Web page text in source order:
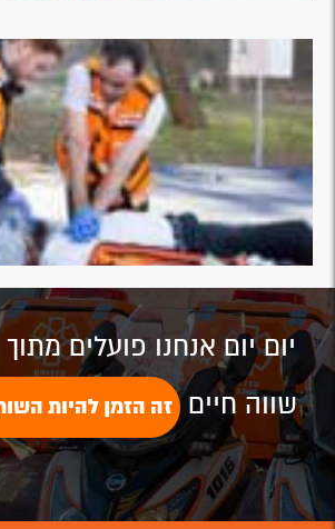
יום יום אנחנו פועלים
שווה חיים זה הזמן להיות